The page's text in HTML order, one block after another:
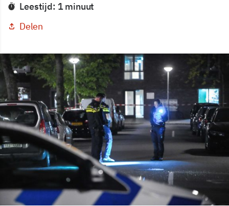
Leestijd: 1 minuut
Delen